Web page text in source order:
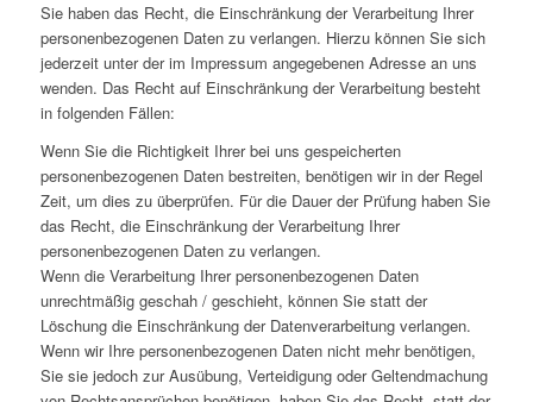
Sie haben das Recht, die Einschränkung der Verarbeitung Ihrer
personenbezogenen Daten zu verlangen. Hierzu können Sie sich
jederzeit unter der im Impressum angegebenen Adresse an uns
wenden. Das Recht auf Einschränkung der Verarbeitung besteht
in folgenden Fällen:
Wenn Sie die Richtigkeit Ihrer bei uns gespeicherten
personenbezogenen Daten bestreiten, benötigen wir in der Regel
Zeit, um dies zu überprüfen. Für die Dauer der Prüfung haben Sie
das Recht, die Einschränkung der Verarbeitung Ihrer
personenbezogenen Daten zu verlangen.
Wenn die Verarbeitung Ihrer personenbezogenen Daten
unrechtmäßig geschah / geschieht, können Sie statt der
Löschung die Einschränkung der Datenverarbeitung verlangen.
Wenn wir Ihre personenbezogenen Daten nicht mehr benötigen,
Sie sie jedoch zur Ausübung, Verteidigung oder Geltendmachung